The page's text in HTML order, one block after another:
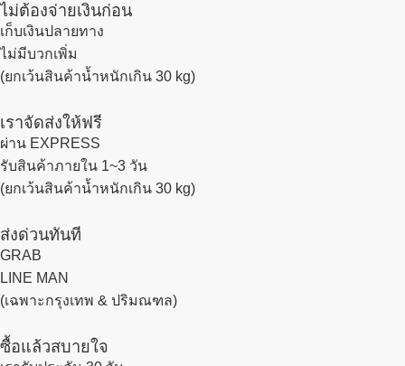
ไม่ต้องจ่ายเงินก่อน
เก็บเงินปลายทาง
ไม่มีบวกเพิ่ม
(ยกเว้นสินค้าน้ำหนักเกิน 30 kg)
เราจัดส่งให้ฟรี
ผ่าน EXPRESS
รับสินค้าภายใน 1~3 วัน
(ยกเว้นสินค้าน้ำหนักเกิน 30 kg)
ส่งด่วนทันที
GRAB
LINE MAN
(เฉพาะกรุงเทพ & ปริมณฑล)
ซื้อแล้วสบายใจ